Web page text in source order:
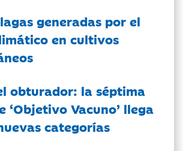
generadas por el
en cultivos
obturador: la séptima
‘Objetivo Vacuno’ llega
categorías